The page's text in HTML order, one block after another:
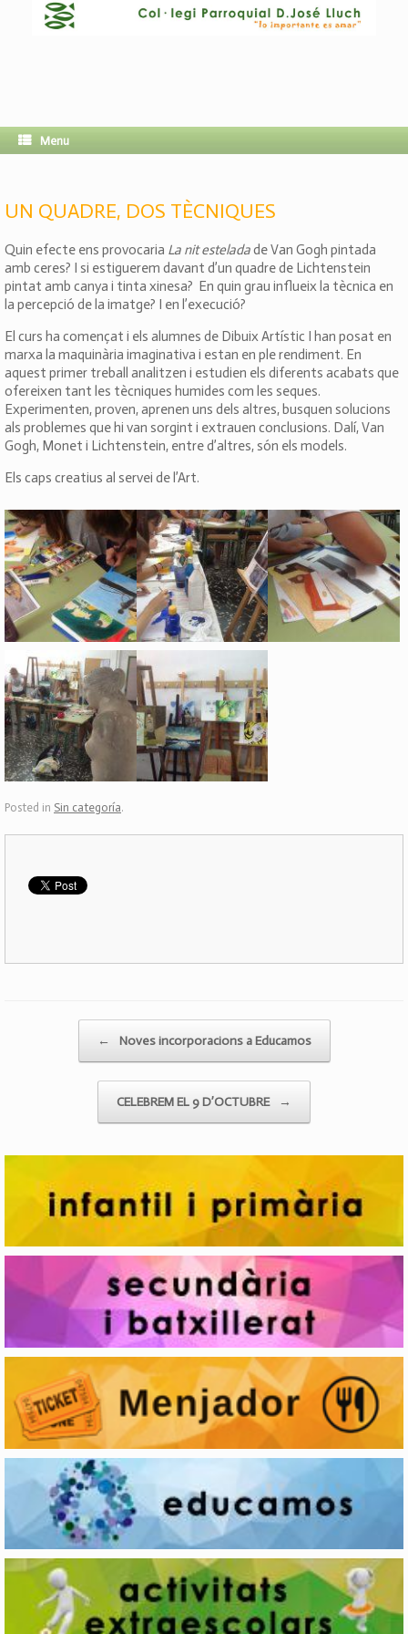
Menu
UN QUADRE, DOS TÈCNIQUES
Quin efecte ens provocaria La nit esteladade Van Gogh pintada
amb ceres? I si estiguerem davant d’un quadre de Lichtenstein
pintat amb canya i tinta xinesa? En quin grau influeix la tècnica en
la percepció de la imatge? I en l’execució?
El curs ha començat i els alumnes de Dibuix Artístic I han posat en
marxa la maquinària imaginativa i estan en ple rendiment. En
aquest primer treball analitzen i estudien els diferents acabats que
ofereixen tant les tècniques humides com les seques.
Experimenten, proven, aprenen uns dels altres, busquen solucions
als problemes que hi van sorgint i extrauen conclusions. Dalí, Van
Gogh, Monet i Lichtenstein, entre d’altres, són els models.
Els caps creatius al servei de l’Art.
Posted in Sin categoría.
← Noves incorporacions a Educamos
CELEBREM EL 9 D’OCTUBRE →